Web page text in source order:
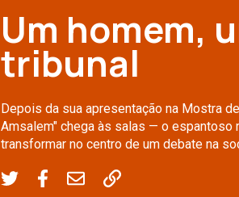
Um homem,
tribunal
Depois da sua apresentação na Mostra
Amsalem" chega às salas — o espantoso
transformar no centro de um debate na